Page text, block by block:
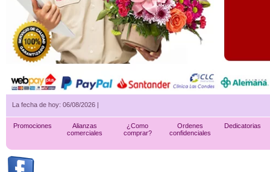
La fecha de hoy: 06/08/2026 |
Promociones
Alianzas
comerciales
¿Como
comprar?
Ordenes
confidenciales
Dedicatorias